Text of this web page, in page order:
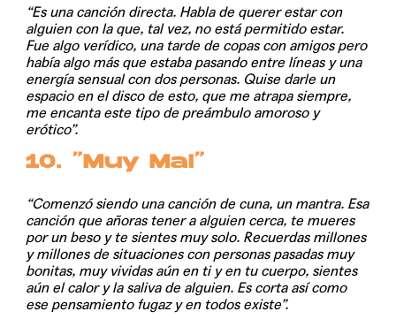
“Es una canción directa. Habla de querer estar con
alguien con la que, tal vez, no está permitido estar.
Fue algo verídico, una tarde de copas con amigos pero
había algo más que estaba pasando entre líneas y una
energía sensual con dos personas. Quise darle un
espacio en el disco de esto, que me atrapa siempre,
me encanta este tipo de preámbulo amoroso y
erótico”.
10. “Muy Mal”
“Comenzó siendo una canción de cuna, un mantra. Esa
canción que añoras tener a alguien cerca, te mueres
por un beso y te sientes muy solo. Recuerdas millones
y millones de situaciones con personas pasadas muy
bonitas, muy vividas aún en ti y en tu cuerpo, sientes
aún el calor y la saliva de alguien. Es corta así como
ese pensamiento fugaz y en todos existe”.